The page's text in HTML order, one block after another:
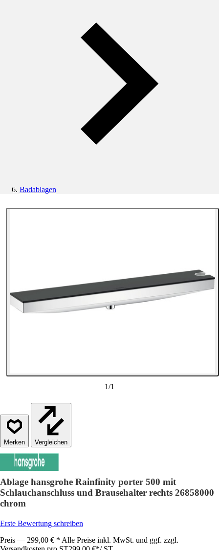
Badablagen
1/1
Vergleichen
Ablage hansgrohe Rainfinity porter 500 mit
Schlauchanschluss und Brausehalter rechts 26858000
chrom
Erste Bewertung schreiben
Preis — 299,00 € * Alle Preise inkl. MwSt. und ggf. zzgl.